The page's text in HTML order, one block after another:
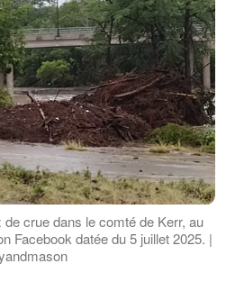
crue dans le comté de Kerr, au
Facebook datée du 5 juillet 2025. |